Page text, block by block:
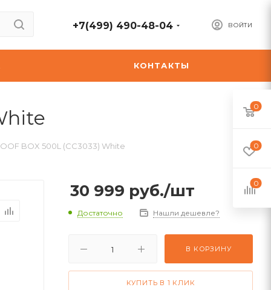
ВОЙТИ
+7(499) 490-48-04
КОНТАКТЫ
BOX 500L (CC3033) White
30 999 руб./шт
Достаточно Нашли дешевле?
В КОРЗИНУ
КУПИТЬ В 1 КЛИК
0
0
0